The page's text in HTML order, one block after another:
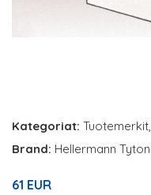
Kategoriat: Tuotemerkit,
Brand: Hellermann Tyton
61 EUR